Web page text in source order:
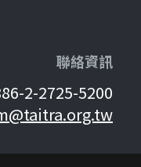
聯絡資訊
2-2725-5200